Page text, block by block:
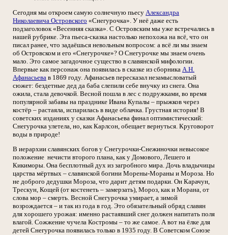
Сегодня мы откроем самую солнечную пьесу Александра
Николаевича Островского «Снегурочка». У неё даже есть
подзаголовок «Весенняя сказка». С Островским мы уже встречались в
нашей рубрике. Эта пьеса-сказка настолько непохожа на всё, что он
писал ранее, что задаёшься невольным вопросом: а всё ли мы знаем
об Островском и его «Снегурочке»? О Снегурочке мы знаем очень
мало. Это самое загадочное существо в славянской мифологии.
Впервые как персонаж она появилась в сказке из сборника А.Н.
Афанасьева в 1869 году. Афанасьев пересказал незамысловатый
сюжет: бездетные дед да баба слепили себе внучку из снега. Она
ожила, стала девочкой. Весной пошла в лес с подружками, во время
популярной забавы на празднике Ивана Купалы – прыжков через
костёр – растаяла, испарилась в виде облачка. Грустная история! В
советских изданиях у сказки Афанасьева финал оптимистический:
Снегурочка улетела, но, как Карлсон, обещает вернуться. Круговорот
воды в природе!
В иерархии славянских богов у Снегурочки-Снежиночки невысокое
положение нечисти второго плана, как у Домового, Лешего и
Кикиморы. Она бесплотный дух из загробного мира. Дочь владычицы
царства мёртвых – славянской богини Морены-Мораны и Мороза. Но
не доброго дедушки Мороза, что дарит детям подарки. Он Карачун,
Трескун, Кощей (от костенеть – замерзать), Мороз, как и Морана, от
слова мор – смерть. Весной Снегурочка умирает, а зимой
возрождается – и так из года в год. Это обязательный обряд славян
для хорошего урожая: именно растаявший снег должен напитать поля
влагой. Сожжение чучела Костромы – то же самое. А вот на ёлке для
детей Снегурочка появилась только в 1935 году. В Советском Союзе